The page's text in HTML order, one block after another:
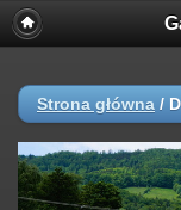
Strona główna /